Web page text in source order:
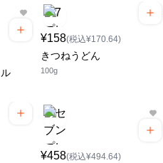
¥158(税込¥170.64)
きつねうどん
100g
¥458(税込¥494.64)